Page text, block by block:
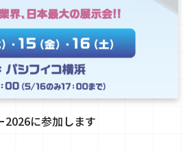
2026に参加します